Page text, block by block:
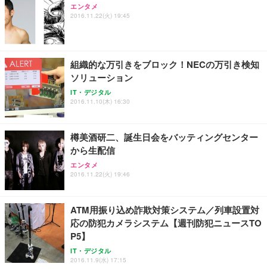
エンタメ
2016.11.22(火) 19:45
組織的な万引きをブロック！NECの万引き検知
ソリューション
IT・デジタル
2016.11.10(木) 16:30
樽美酒研二、誕生日会をバッティングセンター
から生配信
エンタメ
2016.11.22(火) 19:46
ATM用振り込め詐欺対策システム／列車設置対
応の防犯カメラシステム【週刊防犯ニュースTO
P5】
IT・デジタル
2016.11.9(水) 17:15